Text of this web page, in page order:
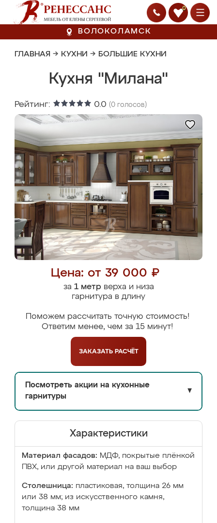
0
ВОЛОКОЛАМСК
ГЛАВНАЯ → КУХНИ → БОЛЬШИЕ КУХНИ
Кухня "Милана"
Рейтинг: 0.0 (0 голосов)
Цена: от 39 000 ₽
за 1 метрверха и низа
гарнитура в длину
Поможем рассчитать точную стоимость!
Ответим менее, чем за 15 минут!
ЗАКАЗАТЬ РАСЧЁТ
Посмотреть акции на кухонные
гарнитуры
▼
Характеристики
Материал фасадов: МДФ, покрытые плёнкой
ПВХ, или другой материал на ваш выбор
Столешница: пластиковая, толщина 26 мм
или 38 мм; из искусственного камня,
толщина 38 мм